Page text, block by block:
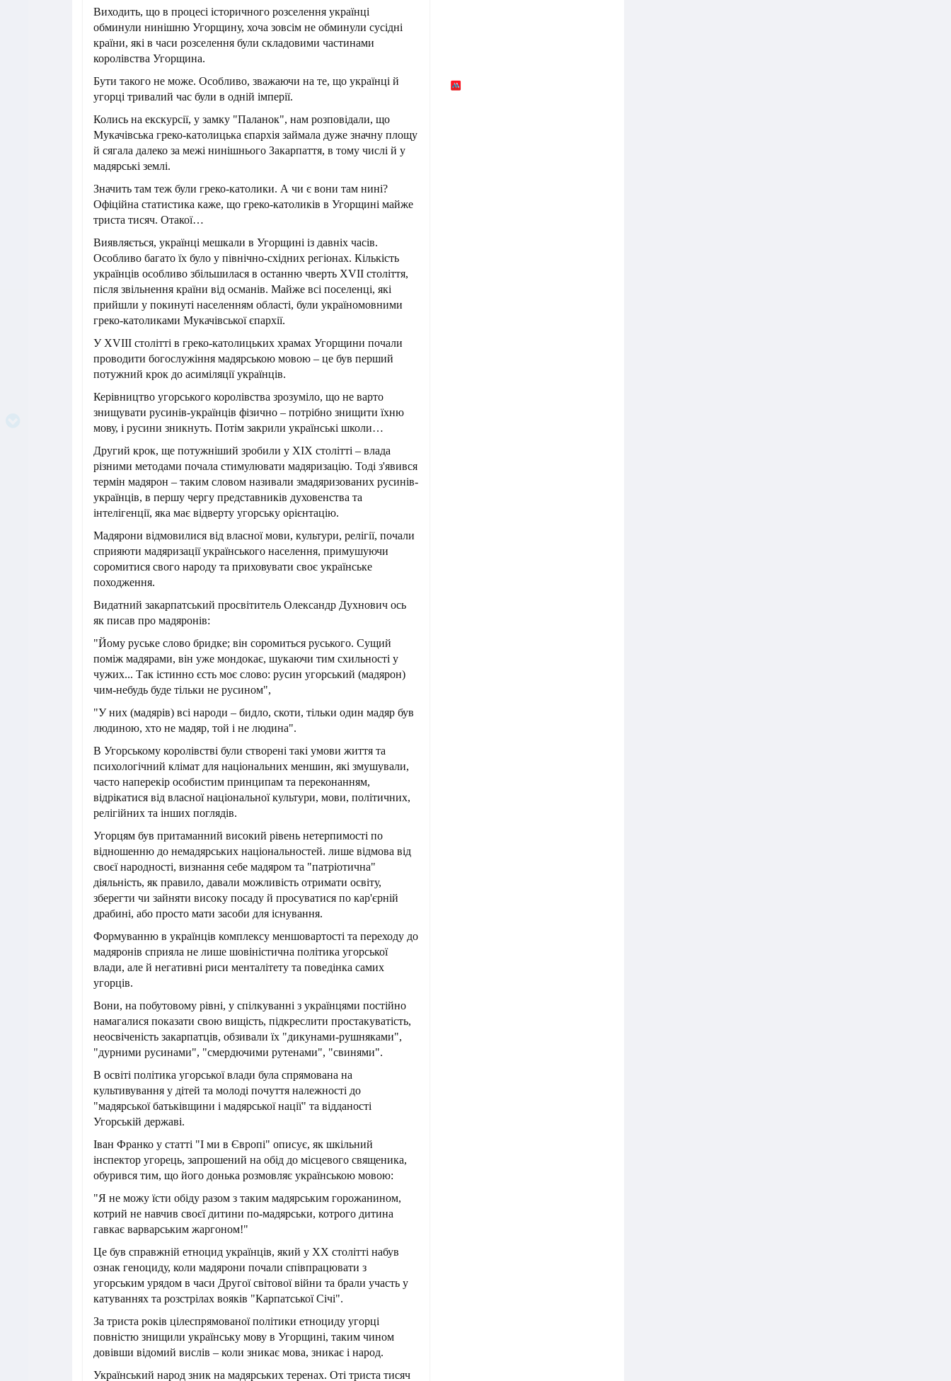
Виходить, що в процесі історичного розселення українці
обминули нинішню Угорщину, хоча зовсім не обминули сусідні
країни, які в часи розселення були складовими частинами
королівства Угорщина.
Бути такого не може. Особливо, зважаючи на те, що українці й
угорці тривалий час були в одній імперії.
Колись на екскурсії, у замку "Паланок", нам розповідали, що
Мукачівська греко-католицька єпархія займала дуже значну площу
й сягала далеко за межі нинішнього Закарпаття, в тому числі й у
мадярські землі.
Значить там теж були греко-католики. А чи є вони там нині?
Офіційна статистика каже, що греко-католиків в Угорщині майже
триста тисяч. Отакої…
Виявляється, українці мешкали в Угорщині із давніх часів.
Особливо багато їх було у північно-східних регіонах. Кількість
українців особливо збільшилася в останню чверть XVII століття,
після звільнення країни від османів. Майже всі поселенці, які
прийшли у покинуті населенням області, були україномовними
греко-католиками Мукачівської єпархії.
У XVIII столітті в греко-католицьких храмах Угорщини почали
проводити богослужіння мадярською мовою – це був перший
потужний крок до асиміляції українців.
Керівництво угорського королівства зрозуміло, що не варто
знищувати русинів-українців фізично – потрібно знищити їхню
мову, і русини зникнуть. Потім закрили українські школи…
Другий крок, ще потужніший зробили у XIX столітті – влада
різними методами почала стимулювати мадяризацію. Тоді з'явився
термін мадярон – таким словом називали змадяризованих русинів-
українців, в першу чергу представників духовенства та
інтелігенції, яка має відверту угорську орієнтацію.
Мадярони відмовилися від власної мови, культури, релігії, почали
сприяюти мадяризації українського населення, примушуючи
соромитися свого народу та приховувати своє українське
походження.
Видатний закарпатський просвітитель Олександр Духнович ось
як писав про мадяронів:
"Йому руське слово бридке; він соромиться руського. Сущий
поміж мадярами, він уже мондокає, шукаючи тим схильності у
чужих... Так істинно єсть моє слово: русин угорський (мадярон)
чим-небудь буде тільки не русином",
"У них (мадярів) всі народи – бидло, скоти, тільки один мадяр був
людиною, хто не мадяр, той і не людина".
В Угорському королівстві були створені такі умови життя та
психологічний клімат для національних меншин, які змушували,
часто наперекір особистим принципам та переконанням,
відрікатися від власної національної культури, мови, політичних,
релігійних та інших поглядів.
Угорцям був притаманний високий рівень нетерпимості по
відношенню до немадярських національностей. лише відмова від
своєї народності, визнання себе мадяром та "патріотична"
діяльність, як правило, давали можливість отримати освіту,
зберегти чи зайняти високу посаду й просуватися по кар'єрній
драбині, або просто мати засоби для існування.
Формуванню в українців комплексу меншовартості та переходу до
мадяронів сприяла не лише шовіністична політика угорської
влади, але й негативні риси менталітету та поведінка самих
угорців.
Вони, на побутовому рівні, у спілкуванні з українцями постійно
намагалися показати свою вищість, підкреслити простакуватість,
неосвіченість закарпатців, обзивали їх "дикунами-рушняками",
"дурними русинами", "смердючими рутенами", "свинями".
В освіті політика угорської влади була спрямована на
культивування у дітей та молоді почуття належності до
"мадярської батьківщини і мадярської нації" та відданості
Угорській державі.
Іван Франко у статті "І ми в Європі" описує, як шкільний
інспектор угорець, запрошений на обід до місцевого священика,
обурився тим, що його донька розмовляє українською мовою:
"Я не можу їсти обіду разом з таким мадярським горожанином,
котрий не навчив своєї дитини по-мадярськи, котрого дитина
гавкає варварським жаргоном!"
Це був справжній етноцид українців, який у ХХ столітті набув
ознак геноциду, коли мадярони почали співпрацювати з
угорським урядом в часи Другої світової війни та брали участь у
катуваннях та розстрілах вояків "Карпатської Січі".
За триста років цілеспрямованої політики етноциду угорці
повністю знищили українську мову в Угорщині, таким чином
довівши відомий вислів – коли зникає мова, зникає і народ.
Український народ зник на мадярських теренах. Оті триста тисяч